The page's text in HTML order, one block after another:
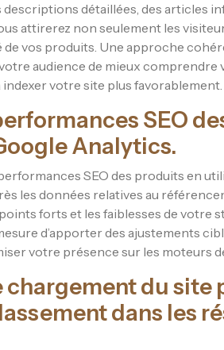
détaillées, des articles
attirerez non seulement les
vos produits. Une approche
audience de mieux comprendre
votre site plus favorablement.
SEO
Analytics.
SEO des produits en
les données relatives au
forts et les faiblesses de votre
d’apporter des ajustements
votre présence sur les moteurs
chargement du site
dans les